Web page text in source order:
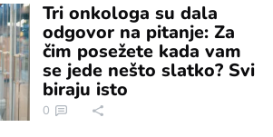
Tri onkologa su dala
odgovor na pitanje: Za
čim posežete kada vam
se jede nešto slatko? Svi
biraju isto
0